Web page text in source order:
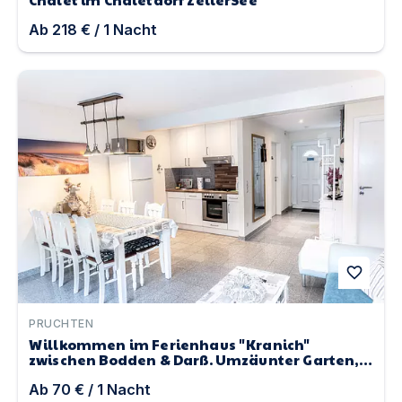
Ab 218 € / 1 Nacht
Willkommen im Ferienhaus "Kranich" zwischen
favorite
PRUCHTEN
Willkommen im Ferienhaus "Kranich"
zwischen Bodden & Darß. Umzäunter Garten,
Ab 70 € / 1 Nacht